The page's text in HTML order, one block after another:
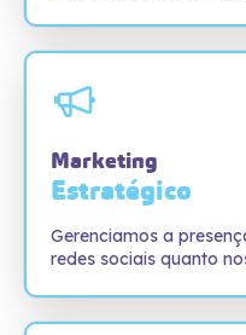
Marketing
Estratégico
Gerenciamos a
redes sociais quanto